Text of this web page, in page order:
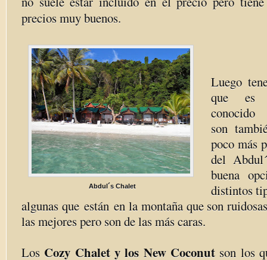
precios muy buenos.
Abdul´s Chalet
Luego
que es
son
poco más
del
buena
distintos
algunas que están en la montaña que son
las mejores pero son de las más caras.
Los Cozy Chalet y los New Coconut son los